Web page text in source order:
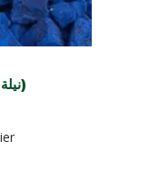
indigotier (نيلة زرقاء)